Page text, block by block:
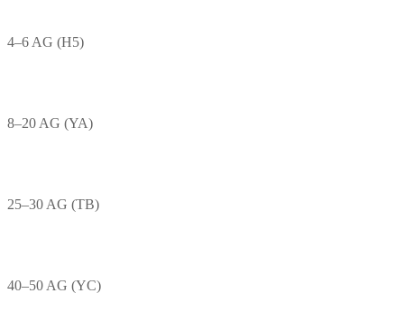
4–6 AG (H5)
8–20 AG (YA)
25–30 AG (TB)
40–50 AG (YC)